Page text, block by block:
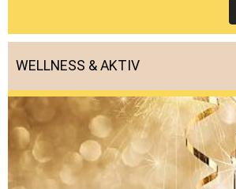
WELLNESS & AKTIV